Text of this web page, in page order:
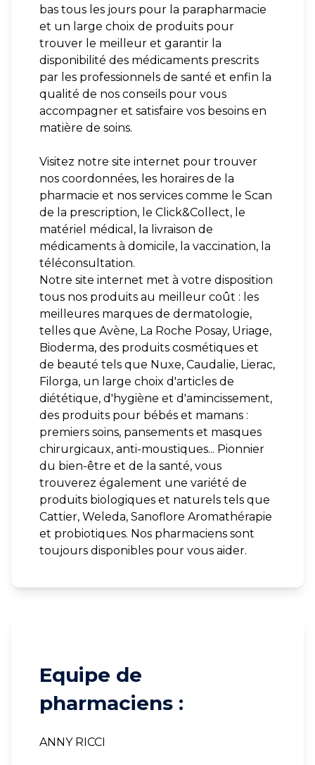
bas tous les jours pour la parapharmacie
et un large choix de produits pour
trouver le meilleur et garantir la
disponibilité des médicaments prescrits
par les professionnels de santé et enfin la
qualité de nos conseils pour vous
accompagner et satisfaire vos besoins en
matière de soins.
Visitez notre site internet pour trouver
nos coordonnées, les horaires de la
pharmacie et nos services comme le Scan
de la prescription, le Click&Collect, le
matériel médical, la livraison de
médicaments à domicile, la vaccination, la
téléconsultation.
Notre site internet met à votre disposition
tous nos produits au meilleur coût : les
meilleures marques de dermatologie,
telles que Avène, La Roche Posay, Uriage,
Bioderma, des produits cosmétiques et
de beauté tels que Nuxe, Caudalie, Lierac,
Filorga, un large choix d'articles de
diététique, d'hygiène et d'amincissement,
des produits pour bébés et mamans :
premiers soins, pansements et masques
chirurgicaux, anti-moustiques... Pionnier
du bien-être et de la santé, vous
trouverez également une variété de
produits biologiques et naturels tels que
Cattier, Weleda, Sanoflore Aromathérapie
et probiotiques. Nos pharmaciens sont
toujours disponibles pour vous aider.
Equipe de
pharmaciens :
ANNY RICCI